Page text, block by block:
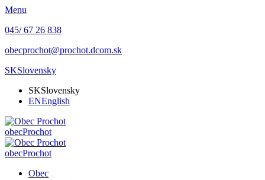
Menu
045/ 67 26 838
obecprochot@prochot.dcom.sk
SKSlovensky
SKSlovensky
ENEnglish
obecProchot
obecProchot
Obec